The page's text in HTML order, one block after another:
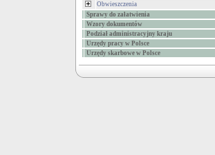
Obwieszczenia
Sprawy do załatwienia
Wzory dokumentów
Podział administracyjny kraju
Urzędy pracy w Polsce
Urzędy skarbowe w Polsce